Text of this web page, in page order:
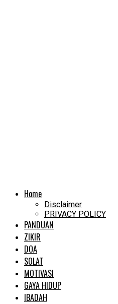
Home
Disclaimer
PRIVACY POLICY
PANDUAN
ZIKIR
DOA
SOLAT
MOTIVASI
GAYA HIDUP
IBADAH